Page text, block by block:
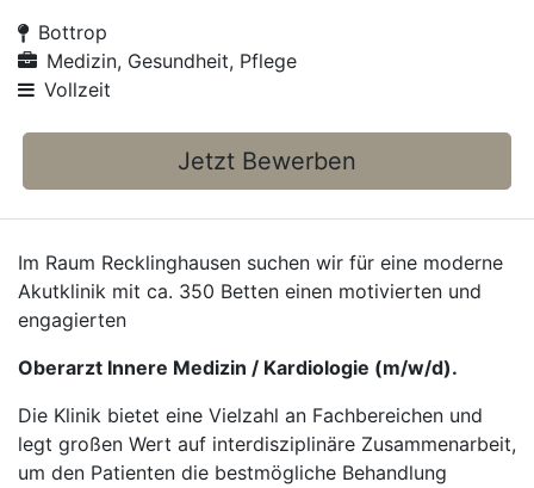
Bottrop
Medizin, Gesundheit, Pflege
Vollzeit
Jetzt Bewerben
Im Raum Recklinghausen suchen wir für eine moderne
Akutklinik mit ca. 350 Betten einen motivierten und
engagierten
Oberarzt Innere Medizin / Kardiologie (m/w/d).
Die Klinik bietet eine Vielzahl an Fachbereichen und
legt großen Wert auf interdisziplinäre Zusammenarbeit,
um den Patienten die bestmögliche Behandlung